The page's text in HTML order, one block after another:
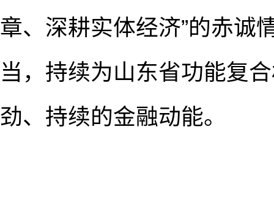
章、深耕实体经济”的赤诚
当，持续为山东省功能复
劲、持续的金融动能。